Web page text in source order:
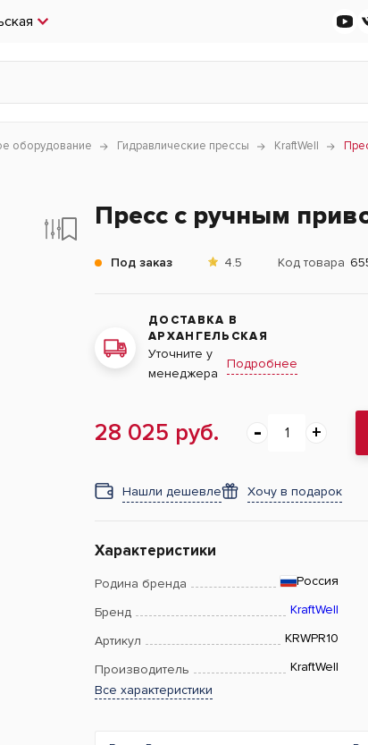
оборудование Гидравлические прессы KraftWell
Пресс с ручным
Под заказ 4.5 Код товара
ДОСТАВКА В
АРХАНГЕЛЬСКАЯ
Уточните у
менеджера
Подробнее
28 025 руб.
Нашли дешевле Хочу в подарок
Характеристики
Родина бренда Россия
Бренд KraftWell
Артикул KRWPR10
Производитель KraftWell
Все характеристики